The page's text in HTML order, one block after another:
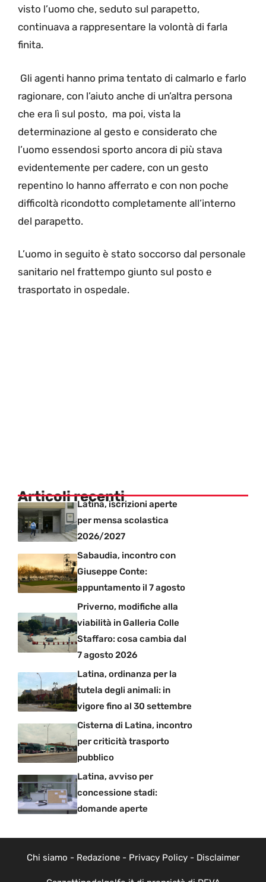
visto l’uomo che, seduto sul parapetto,
continuava a rappresentare la volontà di farla
finita.
Gli agenti hanno prima tentato di calmarlo e farlo
ragionare, con l’aiuto anche di un’altra persona
che era lì sul posto, ma poi, vista la
determinazione al gesto e considerato che
l’uomo essendosi sporto ancora di più stava
evidentemente per cadere, con un gesto
repentino lo hanno afferrato e con non poche
difficoltà ricondotto completamente all’interno
del parapetto.
L’uomo in seguito è stato soccorso dal personale
sanitario nel frattempo giunto sul posto e
trasportato in ospedale.
Articoli recentiLatina, iscrizioni aperte
per mensa scolastica
2026/2027
Sabaudia, incontro con
Giuseppe Conte:
appuntamento il 7 agosto
Priverno, modifiche alla
viabilità in Galleria Colle
Staffaro: cosa cambia dal
7 agosto 2026
Latina, ordinanza per la
tutela degli animali: in
vigore fino al 30 settembre
Cisterna di Latina, incontro
per criticità trasporto
pubblico
Latina, avviso per
concessione stadi:
domande aperte
Chi siamo - Redazione- Privacy Policy- Disclaimer